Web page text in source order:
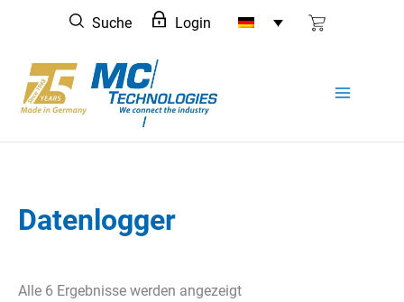
springen
Suche Login
Datenlogger
Alle 6 Ergebnisse werden angezeigt